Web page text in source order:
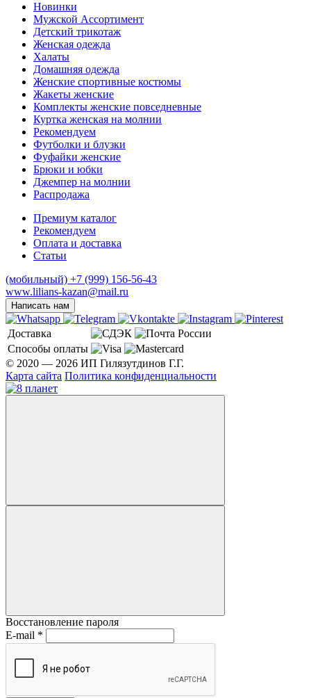
Новинки
Мужской Ассортимент
Детcкий трикотаж
Женская одежда
Халаты
Домашняя одежда
Женские спортивные костюмы
Жакеты женские
Комплекты женские повседневные
Куртка женская на молнии
Рекомендуем
Футболки и блузки
Фуфайки женские
Брюки и юбки
Джемпер на молнии
Распродажа
Премиум каталог
Рекомендуем
Оплата и доставка
Статьи
(мобильный) +7 (999) 156-56-43
www.lilians-kazan@mail.ru
Написать нам
Доставка
Способы оплаты
© 2020 — 2026 ИП Гилязутдинов Г.Г.
Карта сайта Политика конфиденциальности
Восстановление пароля
E-mail *